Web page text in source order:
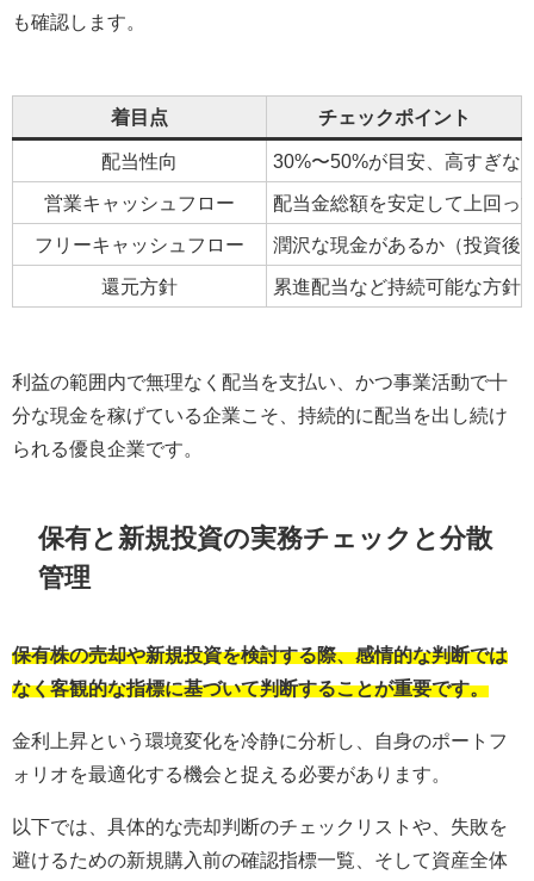
も確認します。
着目点 チェックポイント
配当性向 30%〜50%が目安、高すぎな
営業キャッシュフロー 配当金総額を安定して上回っ
フリーキャッシュフロー 潤沢な現金があるか（投資後
還元方針 累進配当など持続可能な方針
利益の範囲内で無理なく配当を支払い、かつ事業活動で十
分な現金を稼げている企業こそ、持続的に配当を出し続け
られる優良企業です。
保有と新規投資の実務チェックと分散
管理
保有株の売却や新規投資を検討する際、感情的な判断では
なく客観的な指標に基づいて判断することが重要です。
金利上昇という環境変化を冷静に分析し、自身のポートフ
ォリオを最適化する機会と捉える必要があります。
以下では、具体的な売却判断のチェックリストや、失敗を
避けるための新規購入前の確認指標一覧、そして資産全体